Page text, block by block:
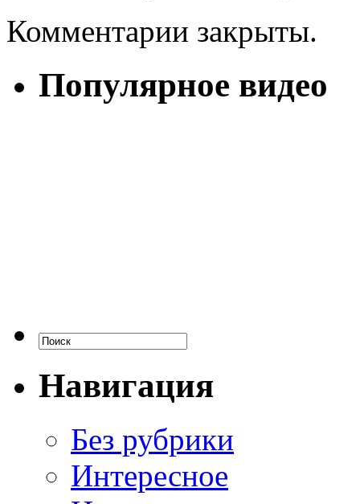
Комментарии закрыты.
Популярное видео
Навигация
Без рубрики
Интересное